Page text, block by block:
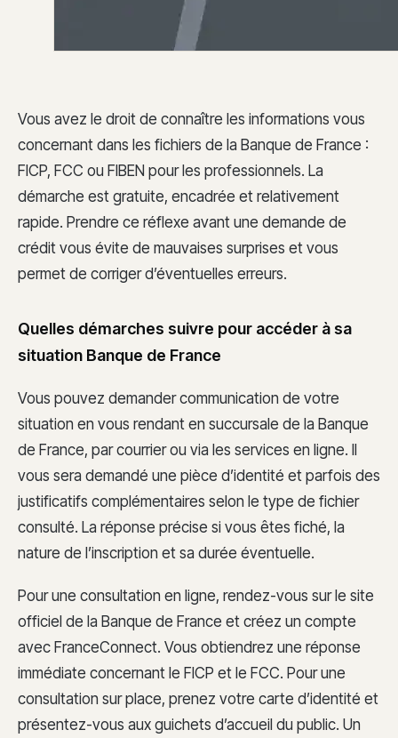
Vous avez le droit de connaître les informations vous
concernant dans les fichiers de la Banque de France :
FICP, FCC ou FIBEN pour les professionnels. La
démarche est gratuite, encadrée et relativement
rapide. Prendre ce réflexe avant une demande de
crédit vous évite de mauvaises surprises et vous
permet de corriger d’éventuelles erreurs.
Quelles démarches suivre pour accéder à sa
situation Banque de France
Vous pouvez demander communication de votre
situation en vous rendant en succursale de la Banque
de France, par courrier ou via les services en ligne. Il
vous sera demandé une pièce d’identité et parfois des
justificatifs complémentaires selon le type de fichier
consulté. La réponse précise si vous êtes fiché, la
nature de l’inscription et sa durée éventuelle.
Pour une consultation en ligne, rendez-vous sur le site
officiel de la Banque de France et créez un compte
avec FranceConnect. Vous obtiendrez une réponse
immédiate concernant le FICP et le FCC. Pour une
consultation sur place, prenez votre carte d’identité et
présentez-vous aux guichets d’accueil du public. Un